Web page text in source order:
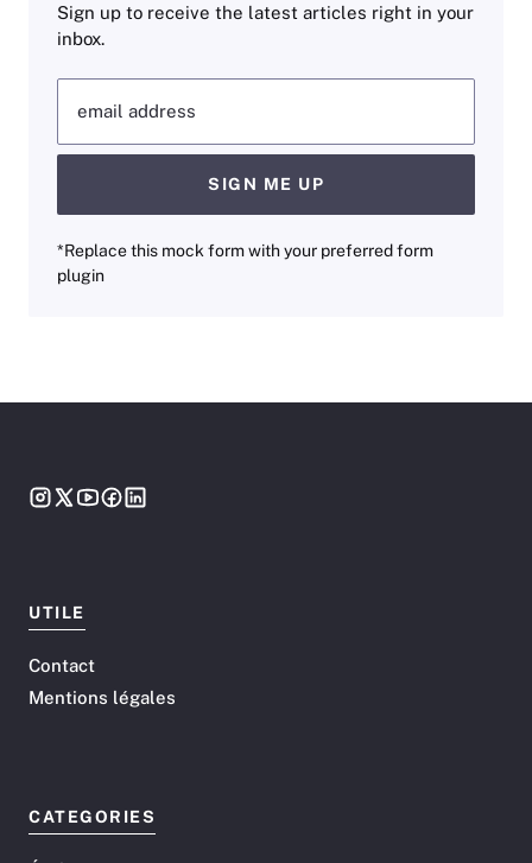
Sign up to receive the latest articles right in your
inbox.
email address
SIGN ME UP
*Replace this mock form with your preferred form
plugin
UTILE
Contact
Mentions légales
CATEGORIES